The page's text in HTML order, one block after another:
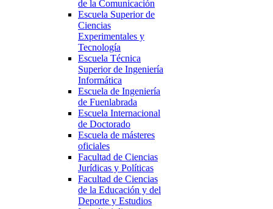
de la Comunicación
Escuela Superior de
Ciencias
Experimentales y
Tecnología
Escuela Técnica
Superior de Ingeniería
Informática
Escuela de Ingeniería
de Fuenlabrada
Escuela Internacional
de Doctorado
Escuela de másteres
oficiales
Facultad de Ciencias
Jurídicas y Políticas
Facultad de Ciencias
de la Educación y del
Deporte y Estudios